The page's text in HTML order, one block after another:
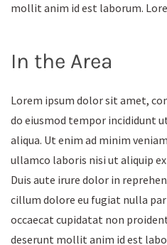
mollit anim id est laborum.
In the Area
Lorem ipsum dolor sit amet,
do eiusmod tempor incididunt
aliqua. Ut enim ad minim
ullamco laboris nisi ut aliquip
Duis aute irure dolor in
cillum dolore eu fugiat nulla
occaecat cupidatat non
deserunt mollit anim id est